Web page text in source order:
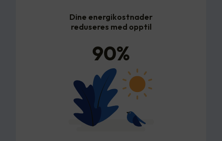
Dine energikostnader
reduseres med opptil
90%